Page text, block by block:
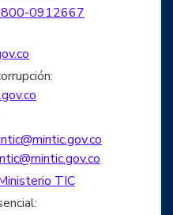
0912667
TIC